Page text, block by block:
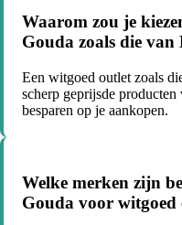
Waarom zou je
Gouda zoals die
Een witgoed outlet zoals
scherp geprijsde
besparen op je aankopen.
Welke merken zijn
Gouda voor witgoed